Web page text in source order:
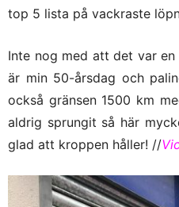
top 5 lista på vackraste
Inte nog med att det var
är min 50-årsdag och
också gränsen 1500 km
aldrig sprungit så här
glad att kroppen håller! //